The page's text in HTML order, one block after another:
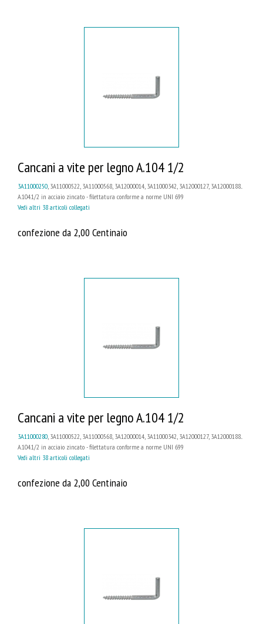
Cancani a vite per legno A.104 1/2
3A11000250 , 3A11000522, 3A11000568, 3A12000014, 3A11000342, 3A12000127, 3A12000188...
A.104.1/2 in acciaio zincato - filettatura conforme a norme UNI 699
Vedi altri 38 articoli collegati
confezione da 2,00 Centinaio
Cancani a vite per legno A.104 1/2
3A11000280, 3A11000522, 3A11000568, 3A12000014, 3A11000342, 3A12000127, 3A12000188...
A.104.1/2 in acciaio zincato - filettatura conforme a norme UNI 699
Vedi altri 38 articoli collegati
confezione da 2,00 Centinaio